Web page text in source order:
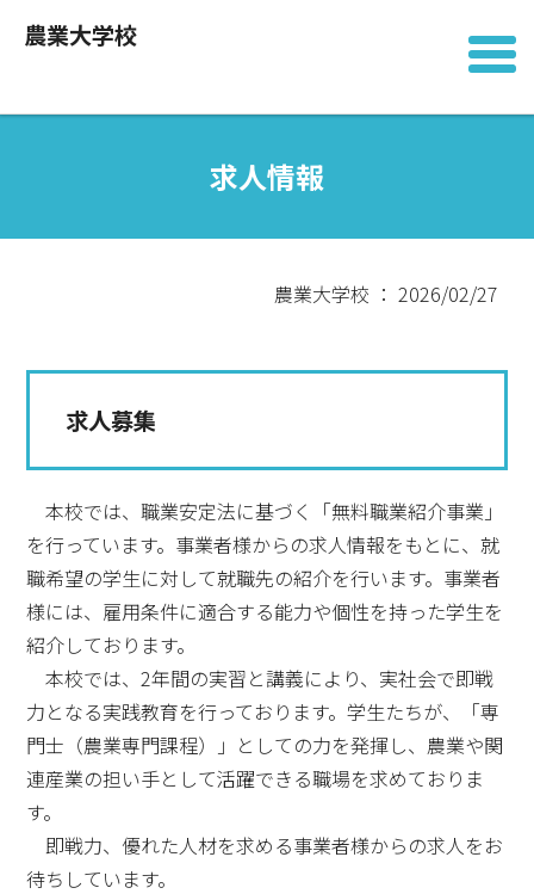
農業大学校
求人情報
農業大学校 ： 2026/02/27
求人募集
本校では、職業安定法に基づく「無料職業紹介事業」
を行っています。事業者様からの求人情報をもとに、就
職希望の学生に対して就職先の紹介を行います。事業者
様には、雇用条件に適合する能力や個性を持った学生を
紹介しております。
本校では、2年間の実習と講義により、実社会で即戦
力となる実践教育を行っております。学生たちが、「専
門士（農業専門課程）」としての力を発揮し、農業や関
連産業の担い手として活躍できる職場を求めておりま
す。
即戦力、優れた人材を求める事業者様からの求人をお
待ちしています。